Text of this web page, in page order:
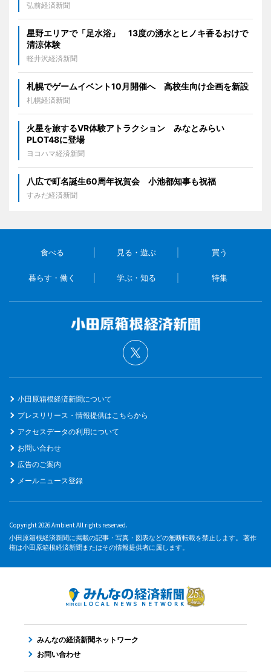
弘前経済新聞
星野エリアで「足水浴」 13度の湧水とヒノキ香るおけで
清涼体験
軽井沢経済新聞
札幌でゲームイベント10月開催へ 高校生向け企画を新設
札幌経済新聞
火星を旅するVR体験アトラクション みなとみらい
PLOT48に登場
ヨコハマ経済新聞
八広で町名誕生60周年祝賀会 小池都知事も祝福
すみだ経済新聞
食べる 見る・遊ぶ 買う
暮らす・働く 学ぶ・知る 特集
小田原箱根経済新聞について
プレスリリース・情報提供はこちらから
アクセスデータの利用について
お問い合わせ
広告のご案内
メールニュース登録
Copyright 2026 Ambient All rights reserved.
小田原箱根経済新聞に掲載の記事・写真・図表などの無断転載を禁止します。 著作
権は小田原箱根経済新聞またはその情報提供者に属します。
みんなの経済新聞ネットワーク
お問い合わせ